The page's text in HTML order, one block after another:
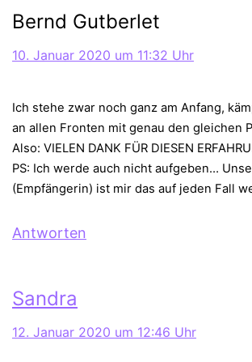
Bernd Gutberlet
10. Januar 2020 um 11:32 Uhr
Ich stehe zwar noch ganz am Anfang,
an allen Fronten mit genau den gleichen
Also: VIELEN DANK FÜR DIESEN
PS: Ich werde auch nicht aufgeben…
(Empfängerin) ist mir das auf jeden Fall
Antworten
Sandra
12. Januar 2020 um 12:46 Uhr